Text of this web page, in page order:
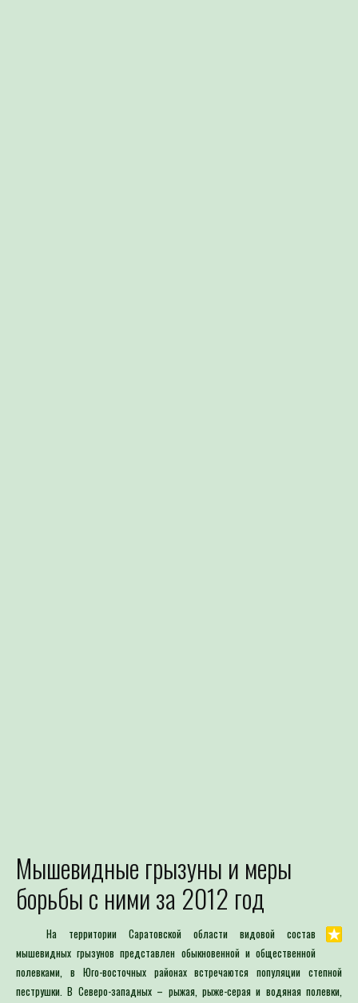
Для определения
Специалист филиала по
выдачей рекомендаций по
Мышевидные грызуны и меры
борьбы с ними за 2012 год
На территории Саратовской области видовой состав
мышевидных грызунов представлен обыкновенной и общественной
полевками, в Юго-восточных районах встречаются популяции степной
пеструшки. В Северо-западных – рыжая, рыже-серая и водяная полевки,